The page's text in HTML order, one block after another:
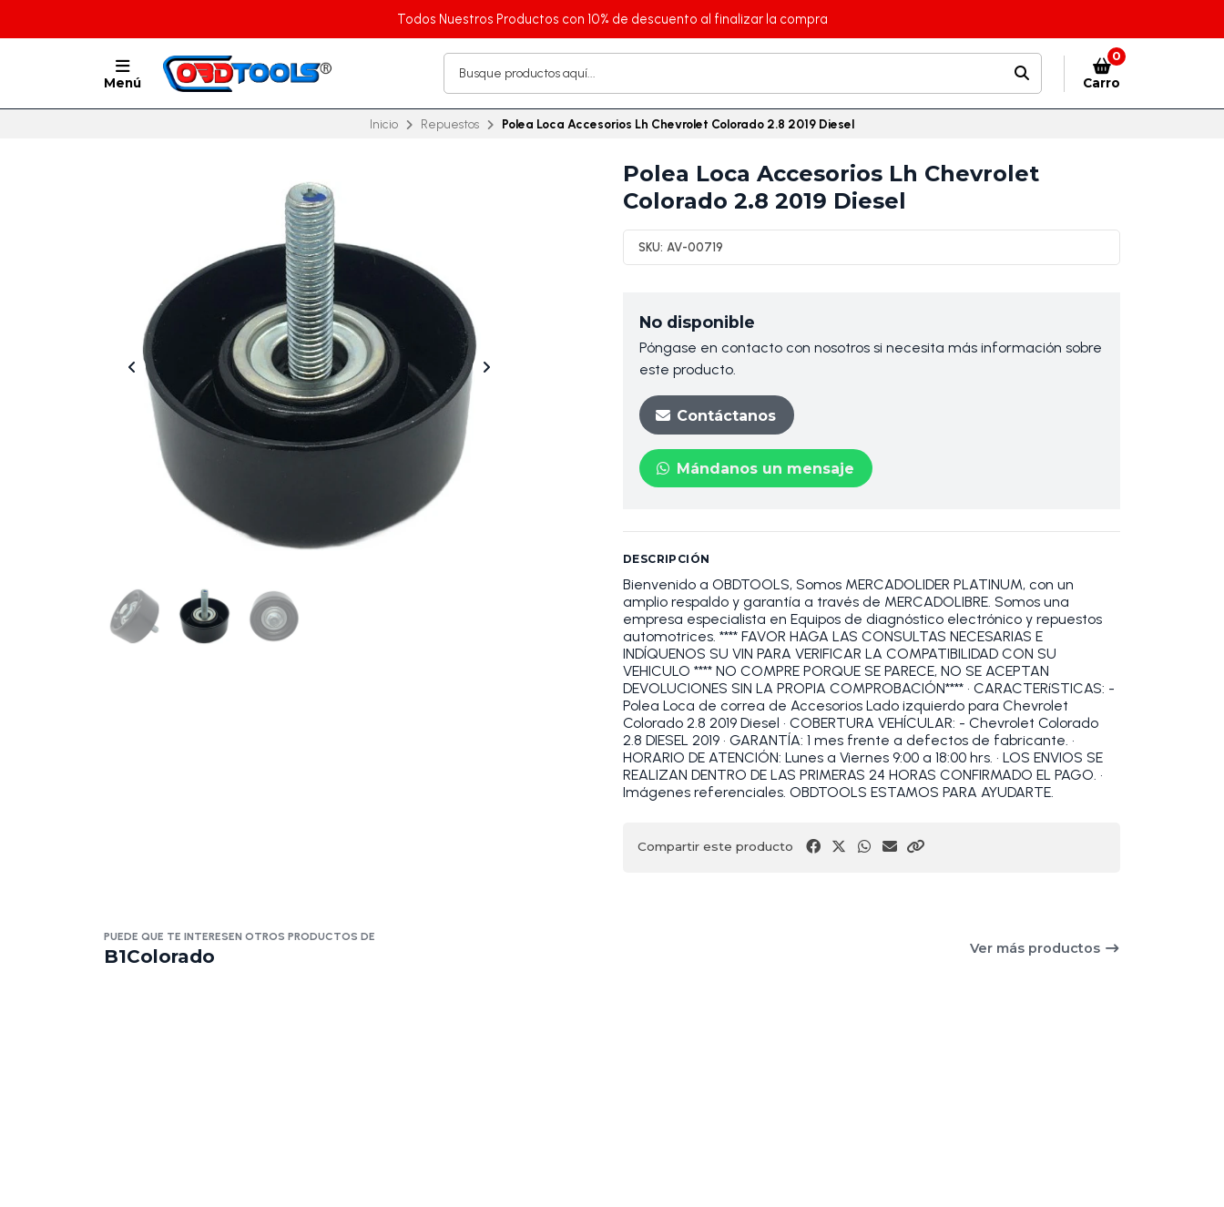
Todos Nuestros Productos con 10% de descuento al finalizar la compra
Menú
0
Carro
Inicio Repuestos Polea Loca Accesorios Lh Chevrolet Colorado 2.8 2019 Diesel
Polea Loca Accesorios Lh Chevrolet
Colorado 2.8 2019 Diesel
SKU: AV-00719
No disponible
Póngase en contacto con nosotros si necesita más información sobre
este producto.
Contáctanos
Mándanos un mensaje
DESCRIPCIÓN
Bienvenido a OBDTOOLS, Somos MERCADOLIDER PLATINUM, con un
amplio respaldo y garantía a través de MERCADOLIBRE. Somos una
empresa especialista en Equipos de diagnóstico electrónico y repuestos
automotrices. **** FAVOR HAGA LAS CONSULTAS NECESARIAS E
INDÍQUENOS SU VIN PARA VERIFICAR LA COMPATIBILIDAD CON SU
VEHICULO **** NO COMPRE PORQUE SE PARECE, NO SE ACEPTAN
DEVOLUCIONES SIN LA PROPIA COMPROBACIÓN**** • CARACTERíSTICAS: -
Polea Loca de correa de Accesorios Lado izquierdo para Chevrolet
Colorado 2.8 2019 Diesel • COBERTURA VEHÍCULAR: - Chevrolet Colorado
2.8 DIESEL 2019 • GARANTÍA: 1 mes frente a defectos de fabricante. •
HORARIO DE ATENCIÓN: Lunes a Viernes 9:00 a 18:00 hrs. • LOS ENVIOS SE
REALIZAN DENTRO DE LAS PRIMERAS 24 HORAS CONFIRMADO EL PAGO. •
Imágenes referenciales. OBDTOOLS ESTAMOS PARA AYUDARTE.
Compartir este producto
PUEDE QUE TE INTERESEN OTROS PRODUCTOS DE
B1Colorado Ver más productos